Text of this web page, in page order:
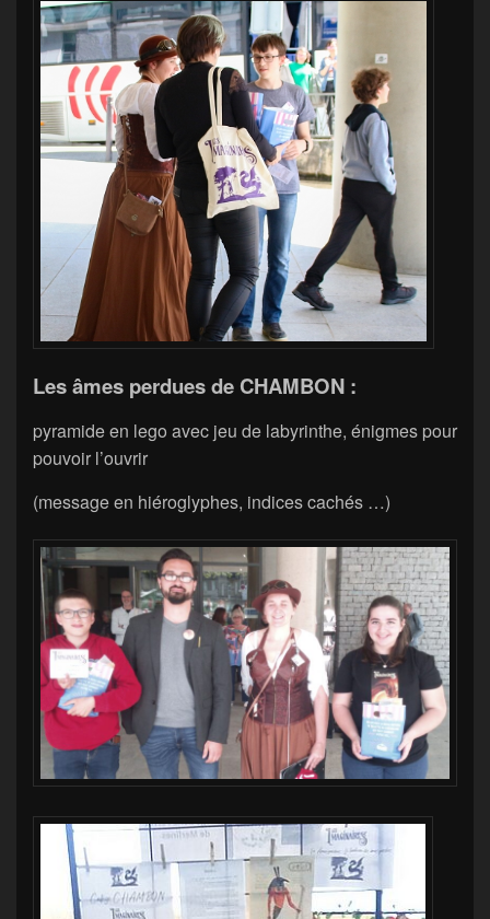
Les âmes perdues de CHAMBON :
pyramide en lego avec jeu de labyrinthe, énigmes pour
pouvoir l’ouvrir
(message en hiéroglyphes, indices cachés …)